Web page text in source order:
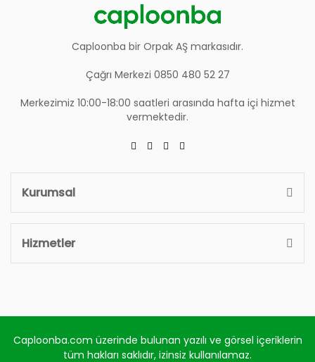
Caploonba bir Orpak AŞ markasıdır.
Çağrı Merkezi 0850 480 52 27
Merkezimiz 10:00-18:00 saatleri arasında hafta içi hizmet
vermektedir.
Kurumsal
Hizmetler
Caploonba.com üzerinde bulunan yazılı ve görsel içeriklerin
tüm hakları saklıdır, izinsiz kullanılamaz.